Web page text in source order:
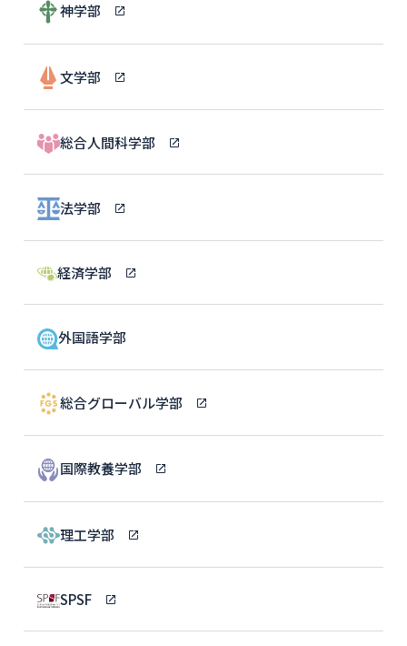
神学部
文学部
総合人間科学部
法学部
経済学部
外国語学部
総合グローバル学部
国際教養学部
理工学部
SPSF